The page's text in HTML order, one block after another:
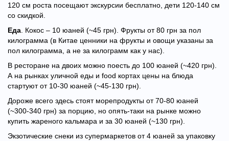
120 см роста посещают экскурсии бесплатно, дети 120-140 см
со скидкой.
Еда . Кокос – 10 юаней (~45 грн). Фрукты от 80 грн за пол
килограмма (в Китае ценники на фрукты и овощи указаны за
пол килограмма, а не за килограмм как у нас).
В ресторане на двоих можно поесть до 100 юаней (~420 грн).
А на рынках уличной еды и food кортах цены на блюда
стартуют от 10-30 юаней (~45-130 грн).
Дороже всего здесь стоят морепродукты от 70-80 юаней
(~300-340 грн) за порцию, но опять-таки на рынке можно
купить жареного кальмара и за 30 юаней (~130 грн).
Экзотические снеки из супермаркетов от 4 юаней за упаковку